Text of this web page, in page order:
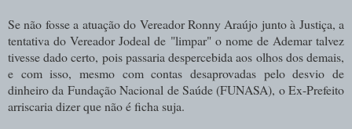
Se não fosse a atuação do Vereador Ronny Araújo junto à Justiça, a
tentativa do Vereador Jodeal de "limpar" o nome de Ademar talvez
tivesse dado certo, pois passaria despercebida aos olhos dos demais,
e com isso, mesmo com contas desaprovadas pelo desvio de
dinheiro da Fundação Nacional de Saúde (FUNASA), o Ex-Prefeito
arriscaria dizer que não é ficha suja.